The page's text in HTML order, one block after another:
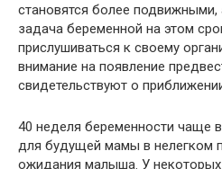
становятся более
задача беременной на этом
прислушиваться к своему
внимание на появление
свидетельствуют о
40 неделя беременности чаще
для будущей мамы в нелегком
ожидания малыша. У